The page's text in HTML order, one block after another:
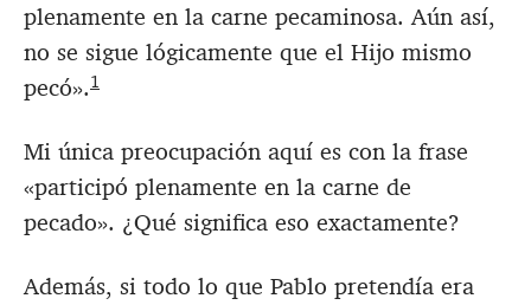
plenamente en la carne pecaminosa. Aún así,
no se sigue lógicamente que el Hijo mismo
pecó».1
Mi única preocupación aquí es con la frase
«participó plenamente en la carne de
pecado». ¿Qué significa eso exactamente?
Además, si todo lo que Pablo pretendía era